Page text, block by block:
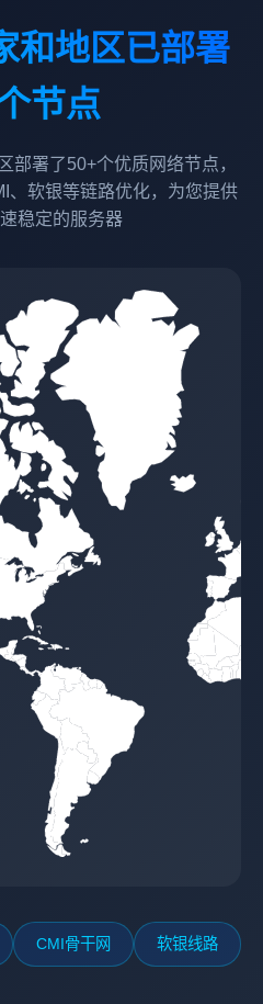
和地区已部署
节点
部署了50+个优质网络节点，
、软银等链路优化，为您提供
稳定的服务器
CMI骨干网 软银线路